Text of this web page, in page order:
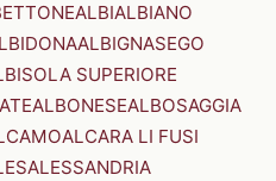
ALBIALBIANO
ALBIGNASEGO
SUPERIORE
ALBONESEALBOSAGGIA
ALCARA LI FUSI
ALESSANDRIA